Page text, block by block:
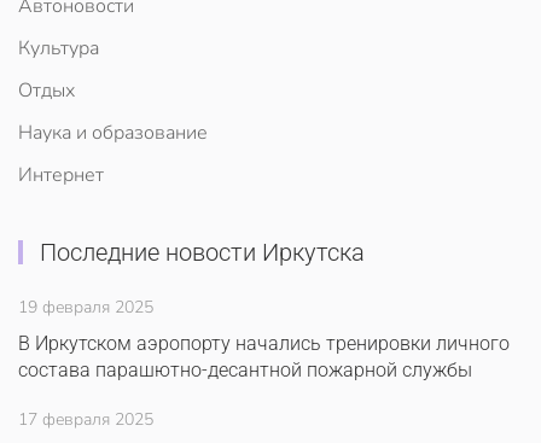
Автоновости
Культура
Отдых
Наука и образование
Интернет
Последние новости Иркутска
19 февраля 2025
В Иркутском аэропорту начались тренировки личного
состава парашютно-десантной пожарной службы
17 февраля 2025